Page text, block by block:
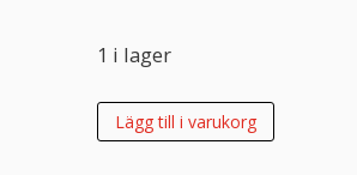
1 i lager
Rispapper
Lägg till i varukorg